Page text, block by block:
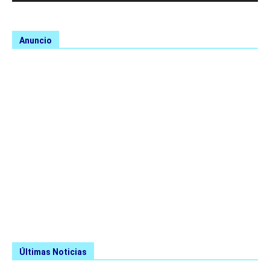
Anuncio
Últimas Noticias